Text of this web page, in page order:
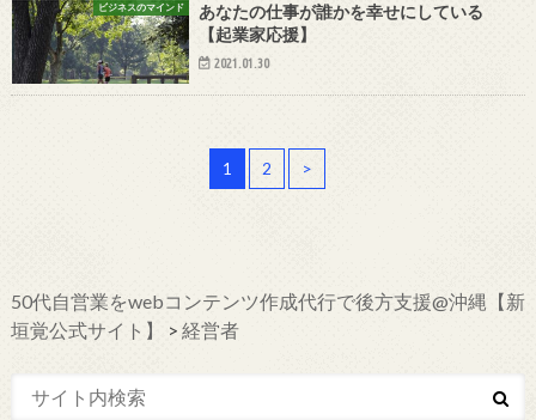
ビジネスのマインド
あなたの仕事が誰かを幸せにしている
【起業家応援】
2021.01.30
1 2 >
50代自営業をwebコンテンツ作成代行で後方支援@沖縄【新
垣覚公式サイト】
> 経営者